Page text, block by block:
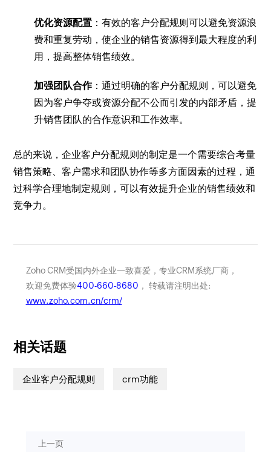
优化资源配置 ：有效的客户分配规则可以避免资源浪
费和重复劳动，使企业的销售资源得到最大程度的利
用，提高整体销售绩效。
加强团队合作：通过明确的客户分配规则，可以避免
因为客户争夺或资源分配不公而引发的内部矛盾，提
升销售团队的合作意识和工作效率。
总的来说，企业客户分配规则的制定是一个需要综合考量
销售策略、客户需求和团队协作等多方面因素的过程，通
过科学合理地制定规则，可以有效提升企业的销售绩效和
竞争力。
Zoho CRM受国内外企业一致喜爱，专业CRM系统厂商，
欢迎免费体验400-660-8680 ， 转载请注明出处:
www.zoho.com.cn/crm/
相关话题
企业客户分配规则 crm功能
上一页